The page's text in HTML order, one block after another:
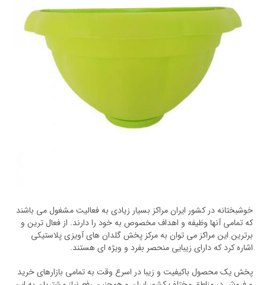
خوشبختانه در کشور ایران مراکز بسیار زیادی به فعالیت مشغول می باشند
که تمامی آنها وظیفه و اهداف مخصوص به خود را دارند. از فعال ترین و
برترین این مراکز می توان به مرکز پخش گلدان های آویزی پلاستیکی
اشاره کرد که دارای زیبایی منحصر بفرد و ویژه ای هستند.
پخش یک محصول باکیفیت و زیبا در اسرع وقت به تمامی بازارهای خرید